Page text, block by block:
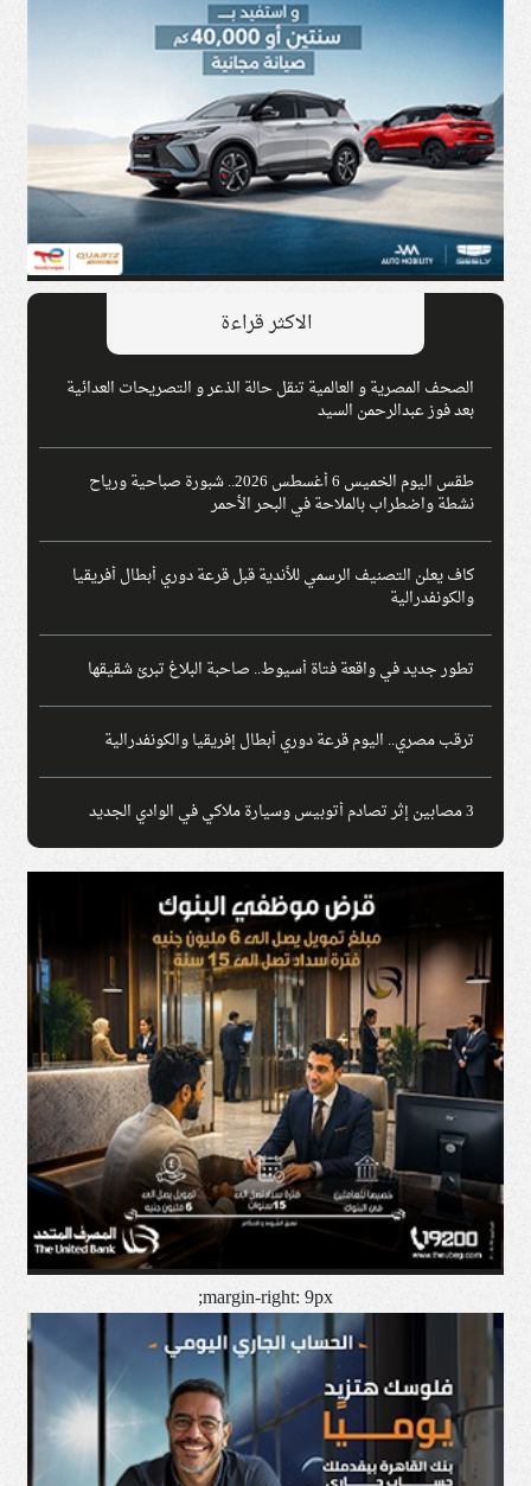
الاكثر قراءة
الصحف المصرية و العالمية تنقل حالة الذعر و التصريحات العدائية
بعد فوز عبدالرحمن السيد
طقس اليوم الخميس 6 أغسطس 2026.. شبورة صباحية ورياح
نشطة واضطراب بالملاحة في البحر الأحمر
كاف يعلن التصنيف الرسمي للأندية قبل قرعة دوري أبطال أفريقيا
والكونفدرالية
تطور جديد في واقعة فتاة أسيوط.. صاحبة البلاغ تبرئ شقيقها
ترقب مصري.. اليوم قرعة دوري أبطال إفريقيا والكونفدرالية
3 مصابين إثر تصادم أتوبيس وسيارة ملاكي في الوادي الجديد
margin-right: 9px;